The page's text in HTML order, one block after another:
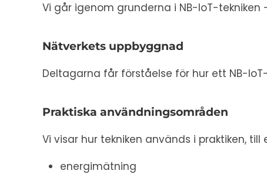
Vi går igenom grunderna i NB-IoT-
Nätverkets uppbyggnad
Deltagarna får förståelse för hur ett NB-
Praktiska användningsområden
Vi visar hur tekniken används i praktiken, till
energimätning